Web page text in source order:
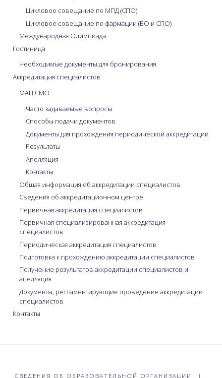
Цикловое совещание по МПД (СПО)
Цикловое совещание по фармации (ВО и СПО)
Международная Олимпиада
Гостиница
Необходимые документы для бронирования
Аккредитация специалистов
ФАЦ СМО
Часто задаваемые вопросы
Способы подачи документов
Документы для прохождения периодической аккредитации
Результаты
Апелляция
Контакты
Общая информация об аккредитации специалистов
Сведения об аккредитационном центре
Первичная аккредитация специалистов
Первичная специализированная аккредитация
специалистов
Периодическая аккредитация специалистов
Подготовка к прохождению аккредитации специалистов
Получение результатов аккредитации специалистов и
апелляция
Документы, регламентирующие проведение аккредитации
специалистов
Контакты
СВЕДЕНИЯ ОБ ОБРАЗОВАТЕЛЬНОЙ ОРГАНИЗАЦИИ |